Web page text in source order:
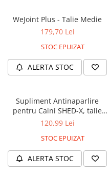
WeJoint Plus - Talie Medie
179,70 Lei
STOC EPUIZAT
ALERTA STOC
Supliment Antinaparlire
pentru Caini SHED-X, talie
medie, 473 ml
120,99 Lei
STOC EPUIZAT
ALERTA STOC